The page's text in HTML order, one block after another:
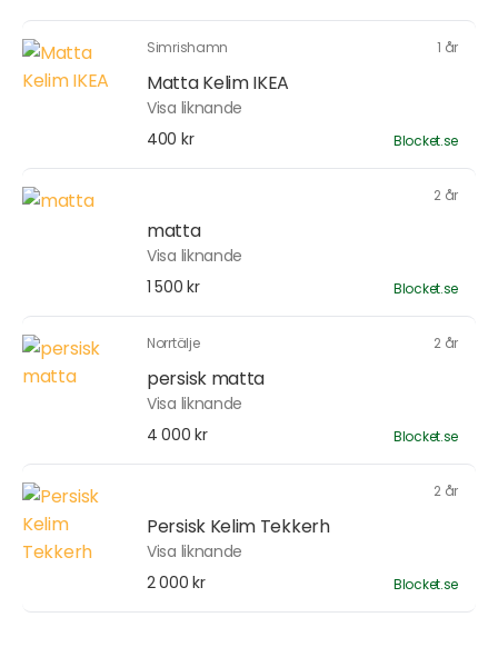
Simrishamn 1 år
Matta Kelim IKEA
Visa liknande
400 kr
Blocket.se
2 år
matta
Visa liknande
1 500 kr
Blocket.se
Norrtälje 2 år
persisk matta
Visa liknande
4 000 kr
Blocket.se
2 år
Persisk Kelim Tekkerh
Visa liknande
2 000 kr
Blocket.se